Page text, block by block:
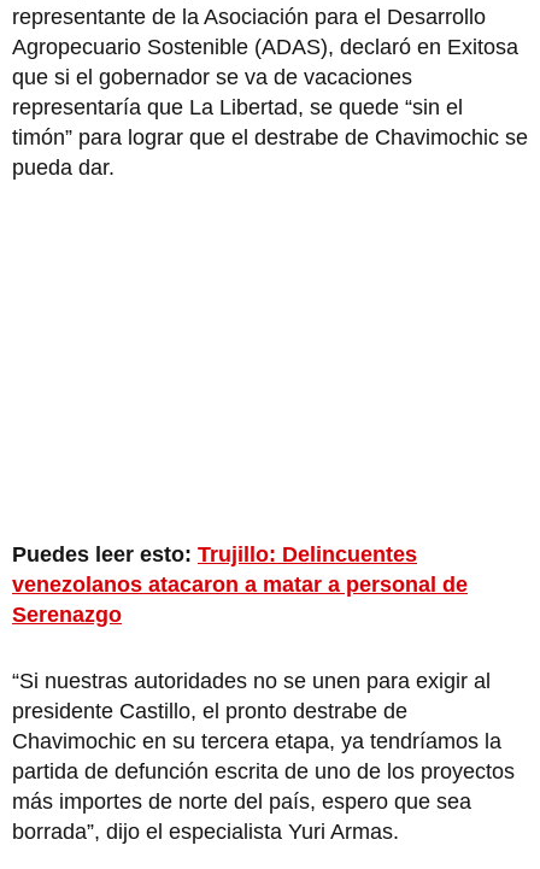
representante de la Asociación para el Desarrollo
Agropecuario Sostenible (ADAS), declaró en Exitosa
que si el gobernador se va de vacaciones
representaría que La Libertad, se quede “sin el
timón” para lograr que el destrabe de Chavimochic se
pueda dar.
Puedes leer esto: Trujillo: Delincuentes
venezolanos atacaron a matar a personal de
Serenazgo
“Si nuestras autoridades no se unen para exigir al
presidente Castillo, el pronto destrabe de
Chavimochic en su tercera etapa, ya tendríamos la
partida de defunción escrita de uno de los proyectos
más importes de norte del país, espero que sea
borrada”, dijo el especialista Yuri Armas.